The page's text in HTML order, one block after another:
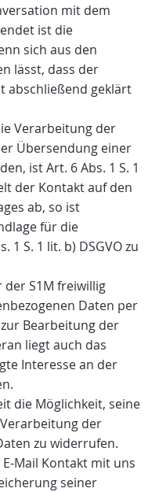
mit dem
ist die
sich aus den
lässt, dass der
abschließend geklärt
Verarbeitung der
Übersendung einer
ist Art. 6 Abs. 1 S. 1
der Kontakt auf den
ab, so ist
für die
1 S. 1 lit. b) DSGVO zu
S1M freiwillig
Daten per
Bearbeitung der
liegt auch das
Interesse an der
die Möglichkeit, seine
der
zu widerrufen.
Mail Kontakt mit uns
seiner